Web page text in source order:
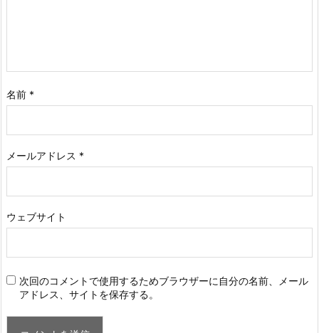
名前 *
メールアドレス *
ウェブサイト
次回のコメントで使用するためブラウザーに自分の名前、メール
アドレス、サイトを保存する。